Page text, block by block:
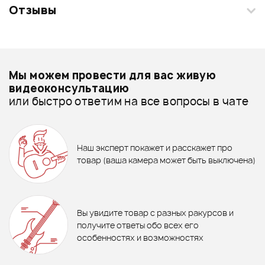
740 ₽
ВЕРТУШКА ДЛЯ СТРУН
В корзину
ХИТ
Коннектор Mooer PC-Z
В корзину
6 500 ₽
Педаль эффектов Joyo R-27
Scylla Bass Compressor
В корзину
Mini MES-2
Товары из видео
Отзывы
Отзывы
0.0
Басовые обработки - дешевле
Басовые обработки - дороже
Басовые обработки - новинки
Мы можем провести для вас живую
видеоконсультацию
или быстро ответим на все вопросы в чате
Наш эксперт покажет и расскажет про
товар (ваша камера может быть выключена)
Вы увидите товар с разных ракурсов и
получите ответы обо всех его
особенностях и возможностях